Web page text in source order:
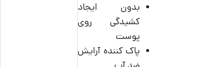
بدون ایجاد
کشیدگی روی
پوست
پاک کننده آرایش